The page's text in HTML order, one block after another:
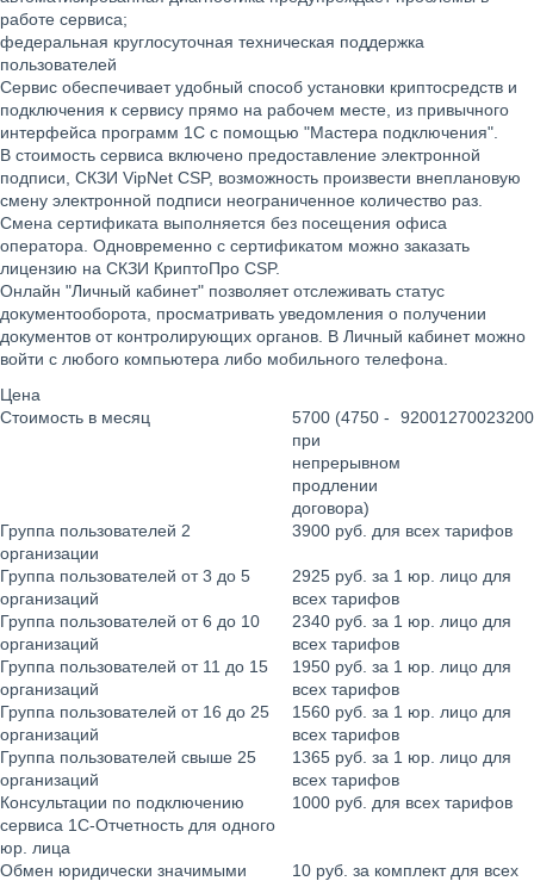
работе сервиса;
федеральная круглосуточная техническая поддержка
пользователей
Сервис обеспечивает удобный способ установки криптосредств и
подключения к сервису прямо на рабочем месте, из привычного
интерфейса программ 1С с помощью "Мастера подключения".
В стоимость сервиса включено предоставление электронной
подписи, СКЗИ VipNet CSP, возможность произвести внеплановую
смену электронной подписи неограниченное количество раз.
Смена сертификата выполняется без посещения офиса
оператора. Одновременно с сертификатом можно заказать
лицензию на СКЗИ КриптоПро CSP.
Онлайн "Личный кабинет" позволяет отслеживать статус
документооборота, просматривать уведомления о получении
документов от контролирующих органов. В Личный кабинет можно
войти с любого компьютера либо мобильного телефона.
Цена
Стоимость в месяц
5700 (4750 -
при
непрерывном
продлении
договора)
92001270023200
Группа пользователей 2
организации
3900 руб. для всех тарифов
Группа пользователей от 3 до 5
организаций
2925 руб. за 1 юр. лицо для
всех тарифов
Группа пользователей от 6 до 10
организаций
2340 руб. за 1 юр. лицо для
всех тарифов
Группа пользователей от 11 до 15
организаций
1950 руб. за 1 юр. лицо для
всех тарифов
Группа пользователей от 16 до 25
организаций
1560 руб. за 1 юр. лицо для
всех тарифов
Группа пользователей свыше 25
организаций
1365 руб. за 1 юр. лицо для
всех тарифов
Консультации по подключению
сервиса 1С-Отчетность для одного
юр. лица
1000 руб. для всех тарифов
Обмен юридически значимыми
10 руб. за комплект для всех